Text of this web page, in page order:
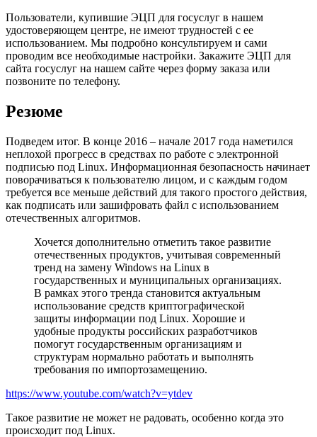
Пользователи, купившие ЭЦП для госуслуг в нашем
удостоверяющем центре, не имеют трудностей с ее
использованием. Мы подробно консультируем и сами
проводим все необходимые настройки. Закажите ЭЦП для
сайта госуслуг на нашем сайте через форму заказа или
позвоните по телефону.
Резюме
Подведем итог. В конце 2016 – начале 2017 года наметился
неплохой прогресс в средствах по работе с электронной
подписью под Linux. Информационная безопасность начинает
поворачиваться к пользователю лицом, и с каждым годом
требуется все меньше действий для такого простого действия,
как подписать или зашифровать файл с использованием
отечественных алгоритмов.
Хочется дополнительно отметить такое развитие
отечественных продуктов, учитывая современный
тренд на замену Windows на Linux в
государственных и муниципальных организациях.
В рамках этого тренда становится актуальным
использование средств криптографической
защиты информации под Linux. Хорошие и
удобные продукты российских разработчиков
помогут государственным организациям и
структурам нормально работать и выполнять
требования по импортозамещению.
https://www.youtube.com/watch?v=ytdev
Такое развитие не может не радовать, особенно когда это
происходит под Linux.